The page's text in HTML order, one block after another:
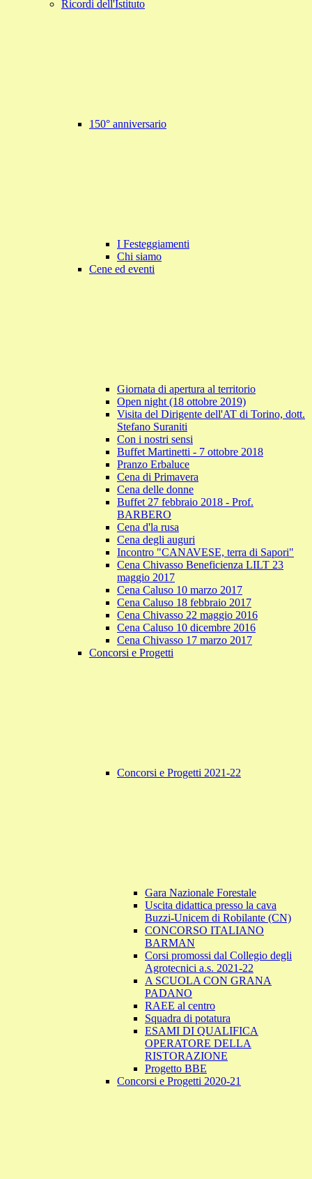
Ricordi dell'Istituto
150° anniversario
I Festeggiamenti
Chi siamo
Cene ed eventi
Giornata di apertura al territorio
Open night (18 ottobre 2019)
Visita del Dirigente dell'AT di Torino, dott.
Stefano Suraniti
Con i nostri sensi
Buffet Martinetti - 7 ottobre 2018
Pranzo Erbaluce
Cena di Primavera
Cena delle donne
Buffet 27 febbraio 2018 - Prof.
BARBERO
Cena d'la rusa
Cena degli auguri
Incontro "CANAVESE, terra di Sapori"
Cena Chivasso Beneficienza LILT 23
maggio 2017
Cena Caluso 10 marzo 2017
Cena Caluso 18 febbraio 2017
Cena Chivasso 22 maggio 2016
Cena Caluso 10 dicembre 2016
Cena Chivasso 17 marzo 2017
Concorsi e Progetti
Concorsi e Progetti 2021-22
Gara Nazionale Forestale
Uscita didattica presso la cava
Buzzi-Unicem di Robilante (CN)
CONCORSO ITALIANO
BARMAN
Corsi promossi dal Collegio degli
Agrotecnici a.s. 2021-22
A SCUOLA CON GRANA
PADANO
RAEE al centro
Squadra di potatura
ESAMI DI QUALIFICA
OPERATORE DELLA
RISTORAZIONE
Progetto BBE
Concorsi e Progetti 2020-21